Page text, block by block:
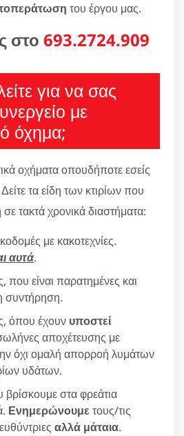
του έργου μας.
στο 693.2724.909
για να σας
με
όχημα;
οχήματα οπουδήποτε εσείς
τα είδη των κτιρίων που
τακτά χρονικά διαστήματα:
με κακοτεχνίες.
αυτά.
που είναι παρατημένες και
συντήρηση.
όπου έχουν υποστεί
αποχέτευσης με
όχι ομαλή απορροή λυμάτων
υδάτων.
βρίσκουμε στα φρεάτια
Ενημερώνουμε τους/τις
αλλά μάταια.